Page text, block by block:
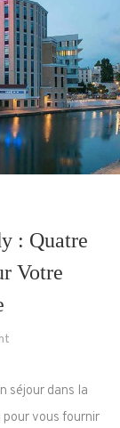
: Quatre
Votre
séjour dans la
vous fournir